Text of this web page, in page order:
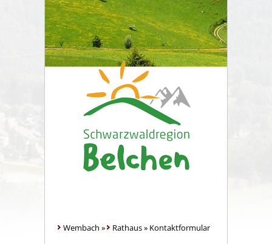
Wembach » Rathaus» Kontaktformular